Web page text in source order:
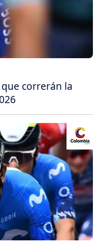
correrán la